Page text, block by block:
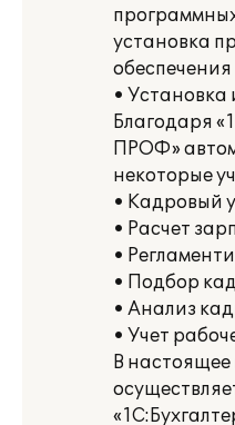
установка
•
Благодаря
ПРОФ»
некоторые
• Кадровый
• Расчет
•
• Подбор
• Анализ
• Учет
В настоящее